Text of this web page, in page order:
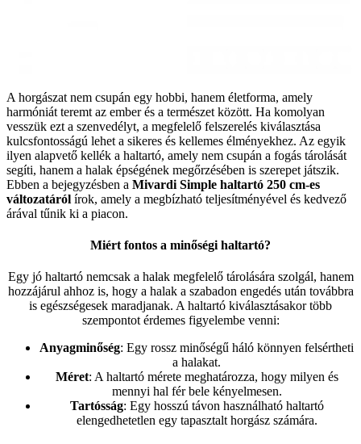
A horgászat nem csupán egy hobbi, hanem életforma, amely
harmóniát teremt az ember és a természet között. Ha komolyan
vesszük ezt a szenvedélyt, a megfelelő felszerelés kiválasztása
kulcsfontosságú lehet a sikeres és kellemes élményekhez. Az egyik
ilyen alapvető kellék a haltartó, amely nem csupán a fogás tárolását
segíti, hanem a halak épségének megőrzésében is szerepet játszik.
Ebben a bejegyzésben a Mivardi Simple haltartó 250 cm-es
változatáról írok, amely a megbízható teljesítményével és kedvező
árával tűnik ki a piacon.
Miért fontos a minőségi haltartó?
Egy jó haltartó nemcsak a halak megfelelő tárolására szolgál, hanem
hozzájárul ahhoz is, hogy a halak a szabadon engedés után továbbra
is egészségesek maradjanak. A haltartó kiválasztásakor több
szempontot érdemes figyelembe venni:
Anyagminőség: Egy rossz minőségű háló könnyen felsértheti
a halakat.
Méret: A haltartó mérete meghatározza, hogy milyen és
mennyi hal fér bele kényelmesen.
Tartósság: Egy hosszú távon használható haltartó
elengedhetetlen egy tapasztalt horgász számára.